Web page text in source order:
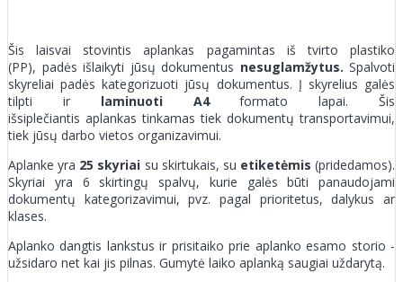
Šis laisvai stovintis aplankas pagamintas iš tvirto plastiko
(PP), padės išlaikyti jūsų dokumentus nesuglamžytus. Spalvoti
skyreliai padės kategorizuoti jūsų dokumentus. Į skyrelius galės
tilpti ir laminuoti A4formato lapai. Šis
išsiplečiantis aplankas tinkamas tiek dokumentų transportavimui,
tiek jūsų darbo vietos organizavimui.
Aplanke yra 25 skyriai su skirtukais, su etiketėmis (pridedamos).
Skyriai yra 6 skirtingų spalvų, kurie galės būti panaudojami
dokumentų kategorizavimui, pvz. pagal prioritetus, dalykus ar
klases.
Aplanko dangtis lankstus ir prisitaiko prie aplanko esamo storio -
užsidaro net kai jis pilnas. Gumytė laiko aplanką saugiai uždarytą.